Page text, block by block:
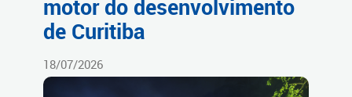
motor do desenvolvimento
de Curitiba
18/07/2026